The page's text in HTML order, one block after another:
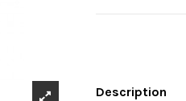
Description